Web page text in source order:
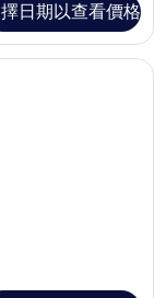
日期以查看價格
被、客房內保險箱、